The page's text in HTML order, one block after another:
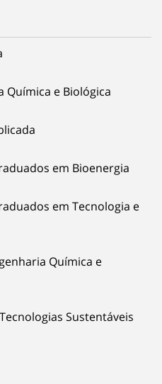
Química e Biológica
em Bioenergia
em Tecnologia e
Química e
Sustentáveis